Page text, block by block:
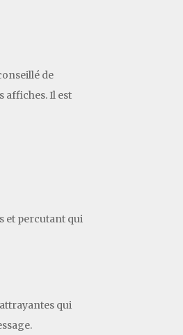
de
affiches. Il est
et percutant qui
qui